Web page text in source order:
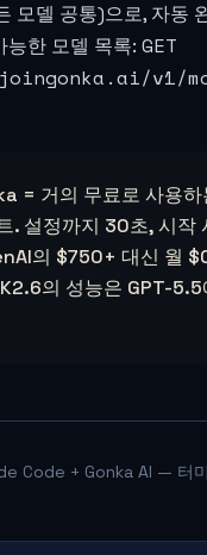
모델 공통)으로, 자동
능한 모델 목록: GET
v1/
= 거의 무료로 사용하
. 설정까지 30초, 시작
의 $750+ 대신 월
의 성능은 GPT-5.5
Code + Gonka AI — 터